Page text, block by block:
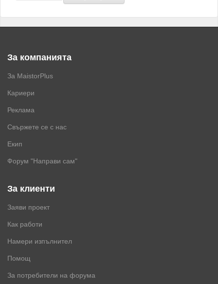
За компанията
За MaistorPlus
Кариери
Реклама
Свържете се с нас
Екип
Форум "Направи сам"
За клиенти
Заяви проект
Как работи
Намери изпълнител
Помощ
За потребители на форума